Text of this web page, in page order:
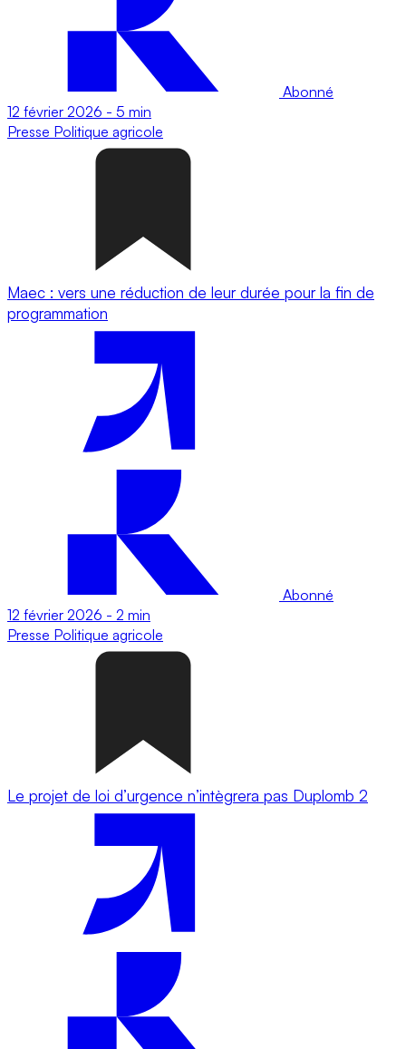
Abonné
12 février 2026 - 5 min
Presse Politique agricole
Maec : vers une réduction de leur durée pour la fin de
programmation
Abonné
12 février 2026 - 2 min
Presse Politique agricole
Le projet de loi d’urgence n’intègrera pas Duplomb 2